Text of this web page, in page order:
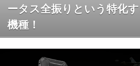
ータス全振りという特化
機種！